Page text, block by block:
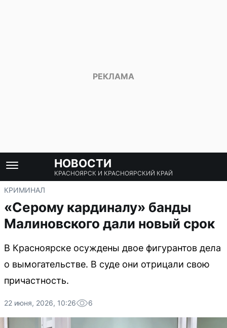
НОВОСТИ
КРАСНОЯРСК И КРАСНОЯРСКИЙ КРАЙ
КРИМИНАЛ
«Серому кардиналу» банды
Малиновского дали новый срок
В Красноярске осуждены двое фигурантов дела
о вымогательстве. В суде они отрицали свою
причастность.
22 июня, 2026, 10:26 6